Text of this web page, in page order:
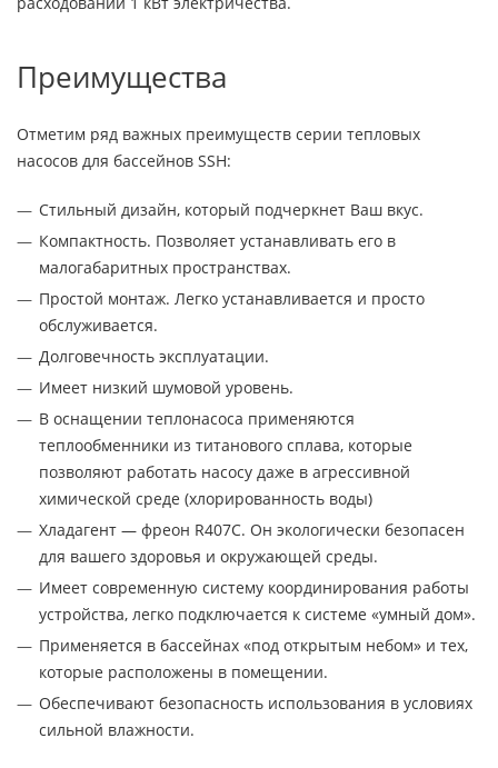
Преимущества
Отметим ряд важных преимуществ серии тепловых
насосов для бассейнов SSH:
Стильный дизайн, который подчеркнет Ваш вкус.
Компактность. Позволяет устанавливать его в
малогабаритных пространствах.
Простой монтаж. Легко устанавливается и просто
обслуживается.
Долговечность эксплуатации.
Имеет низкий шумовой уровень.
В оснащении теплонасоса применяются
теплообменники из титанового сплава, которые
позволяют работать насосу даже в агрессивной
химической среде (хлорированность воды)
Хладагент — фреон R407C. Он экологически безопасен
для вашего здоровья и окружающей среды.
Имеет современную систему координирования работы
устройства, легко подключается к системе «умный дом».
Применяется в бассейнах «под открытым небом» и тех,
которые расположены в помещении.
Обеспечивают безопасность использования в условиях
сильной влажности.